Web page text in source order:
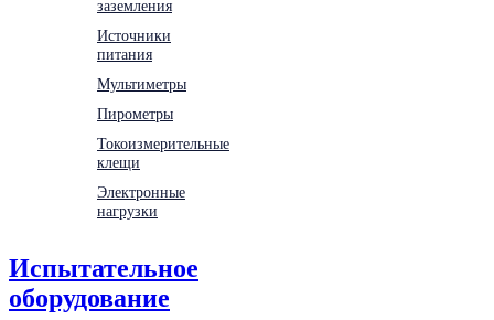
заземления
Источники
питания
Мультиметры
Пирометры
Токоизмерительные
клещи
Электронные
нагрузки
Испытательное
оборудование